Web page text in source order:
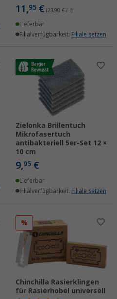
11,95 € (23,90 € / l)
Lieferbar
Filialverfügbarkeit: Filiale setzen
Zielonka Brillentuch
Mikrofasertuch
antibakteriell 5er-Set 12 ×
10 cm
9,95 €
Lieferbar
Filialverfügbarkeit: Filiale setzen
%
Chinchilla Rasierklingen
für Rasierhobel universell